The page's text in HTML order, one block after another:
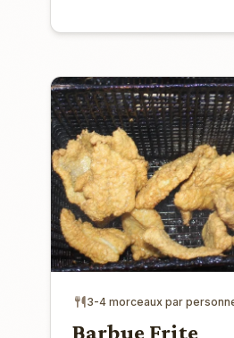
3-4 morceaux par
Barbue Frite